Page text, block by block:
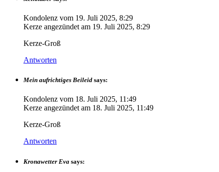
Kondolenz vom 19. Juli 2025, 8:29
Kerze angezündet am 19. Juli 2025, 8:29
Kerze-Groß
Antworten
Mein aufrichtiges Beileid says:
Kondolenz vom 18. Juli 2025, 11:49
Kerze angezündet am 18. Juli 2025, 11:49
Kerze-Groß
Antworten
Kronawetter Eva says: